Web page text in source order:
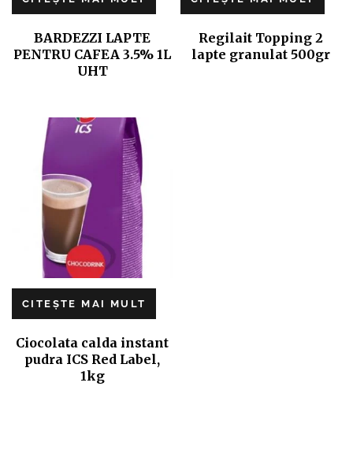
BARDEZZI LAPTE
PENTRU CAFEA 3.5% 1L
UHT
Regilait Topping 2
lapte granulat 500gr
CITEȘTE MAI MULT
Ciocolata calda instant
pudra ICS Red Label,
1kg